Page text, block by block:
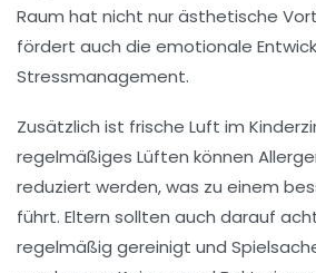
Raum hat nicht nur ästhetische
fördert auch die emotionale
Stressmanagement.
Zusätzlich ist frische Luft im
regelmäßiges Lüften können
reduziert werden, was zu einem
führt. Eltern sollten auch darauf
regelmäßig gereinigt und